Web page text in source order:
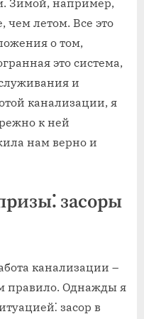
чем летом. Все это
о том,
это система,
и
канализации, я
к ней
нам верно и
засоры
канализации –
правило. Однажды я
засор в